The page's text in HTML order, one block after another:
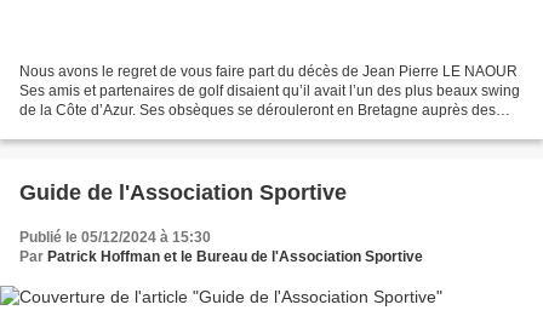
Nous avons le regret de vous faire part du décès de Jean Pierre LE NAOUR
Ses amis et partenaires de golf disaient qu’il avait l’un des plus beaux swing
de la Côte d’Azur. Ses obsèques se dérouleront en Bretagne auprès des
Guide de l'Association Sportive
Publié le 05/12/2024 à 15:30
Par Patrick Hoffman et le Bureau de l'Association Sportive